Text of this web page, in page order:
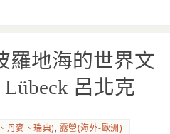
羅地海的世界文
呂北克
丹麥、瑞典), 露營(海外-歐洲)